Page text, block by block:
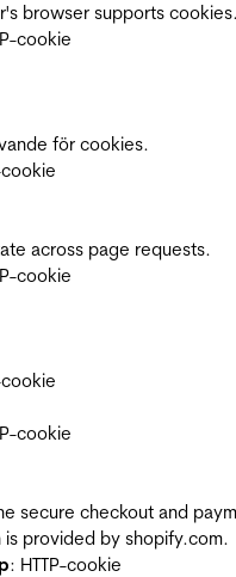
browser supports
cookie
för cookies.
cookie
across page requests.
cookie
cookie
cookie
secure checkout and
provided by shopify.com.
: HTTP-cookie